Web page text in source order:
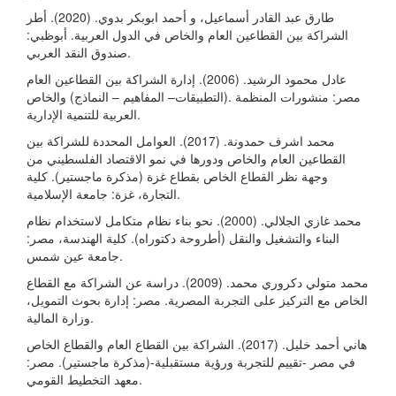
طارق عبد القادر أسماعيل، و أحمد ابوبكر بدوي. (2020). أطر
الشراكة بين القطاعين العام والخاص في الدول العربية. أبوظبي:
صندوق النقد العربي.
عادل محمود الرشيد. (2006). إدارة الشراكة بين القطاعين العام
والخاص (المفاهيم – النماذج‎ –‎التطبيقات). مصر: منشورات المنظمة
العربية للتنمية الإدارية.
محمد اشرف حمدونة. (2017). العوامل المحددة للشراكة بين
القطاعين العام والخاص ودورها في نمو الاقتصاد الفلسطيني من
وجهة نظر القطاع الخاص بقطاع ‏غزة ‏(مذكرة ماجستير). كلية
التجارة، غزة: جامعة الإسلامية.
محمد غازي الجلالي. (2000). نحو بناء نظام متكامل لاستخدام نظام
البناء والتشغيل والنقل (أطروحة دكتوراه). كلية الهندسة، مصر:
جامعة عين شمس.
محمد متولي دكروري محمد. (2009). دراسة عن الشراكة مع القطاع
الخاص مع التركيز على التجربة المصرية‏. مصر: إدارة بحوث التمويل،
وزارة المالية.
هاني أحمد خليل. (2017). الشراكة بين القطاع العام والقطاع الخاص
في مصر -تقييم للتجربة ورؤية مستقبلية-(مذكرة ماجستير). مصر:
معهد التخطيط القومي.